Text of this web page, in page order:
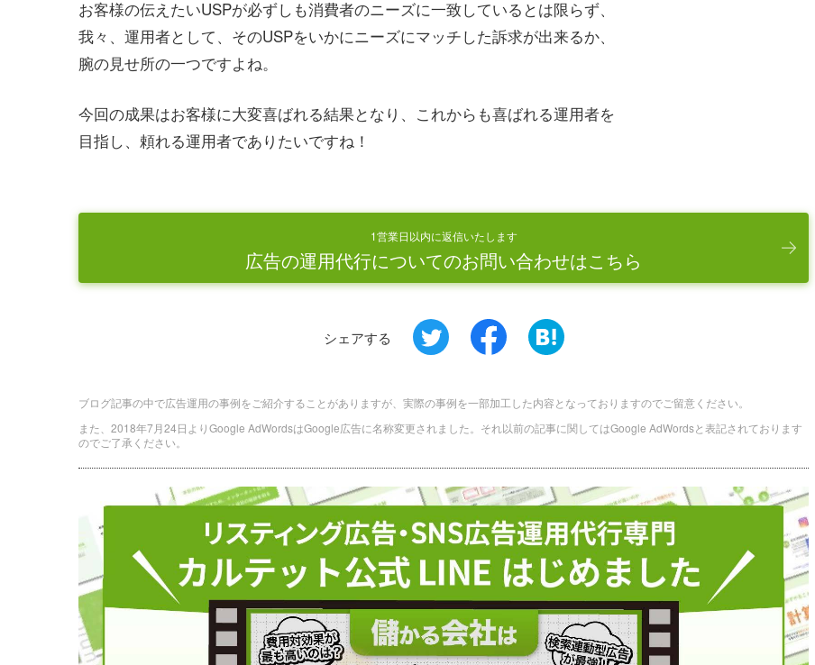
お客様の伝えたいUSPが必ずしも消費者のニーズに一致しているとは限らず、
我々、運用者として、そのUSPをいかにニーズにマッチした訴求が出来るか、
腕の見せ所の一つですよね。
今回の成果はお客様に大変喜ばれる結果となり、これからも喜ばれる運用者を
目指し、頼れる運用者でありたいですね！
1営業日以内に返信いたします
広告の運用代行についてのお問い合わせはこちら
シェアする
ブログ記事の中で広告運用の事例をご紹介することがありますが、実際の事例を一部加工した内容となっておりますのでご留意ください。
また、2018年7月24日よりGoogle AdWordsはGoogle広告に名称変更されました。それ以前の記事に関してはGoogle AdWordsと表記されております
のでご了承ください。